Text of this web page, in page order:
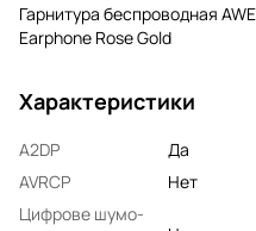
Гарнитура беспроводная
Earphone Rose Gold
Характеристики
A2DP
Да
AVRCP
Нет
Цифрове шумо-